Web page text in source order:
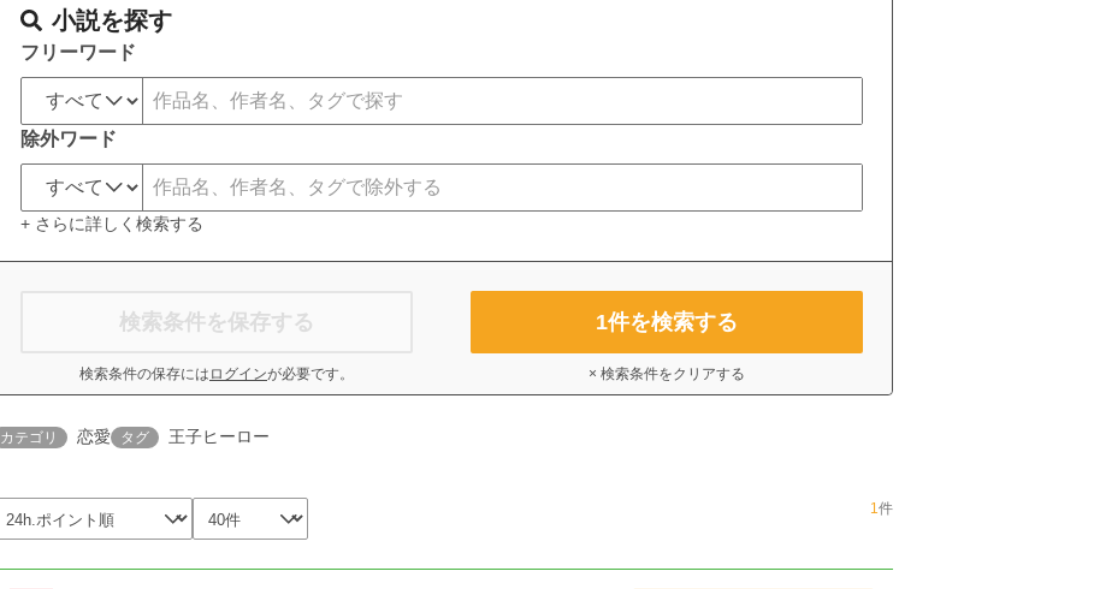
小説を探す
フリーワード
除外ワード
+ さらに詳しく検索する
検索条件を保存する
検索条件の保存には ログインが必要です。
1件を検索する
× 検索条件をクリアする
カテゴリ 恋愛 タグ 王子ヒーロー
1件